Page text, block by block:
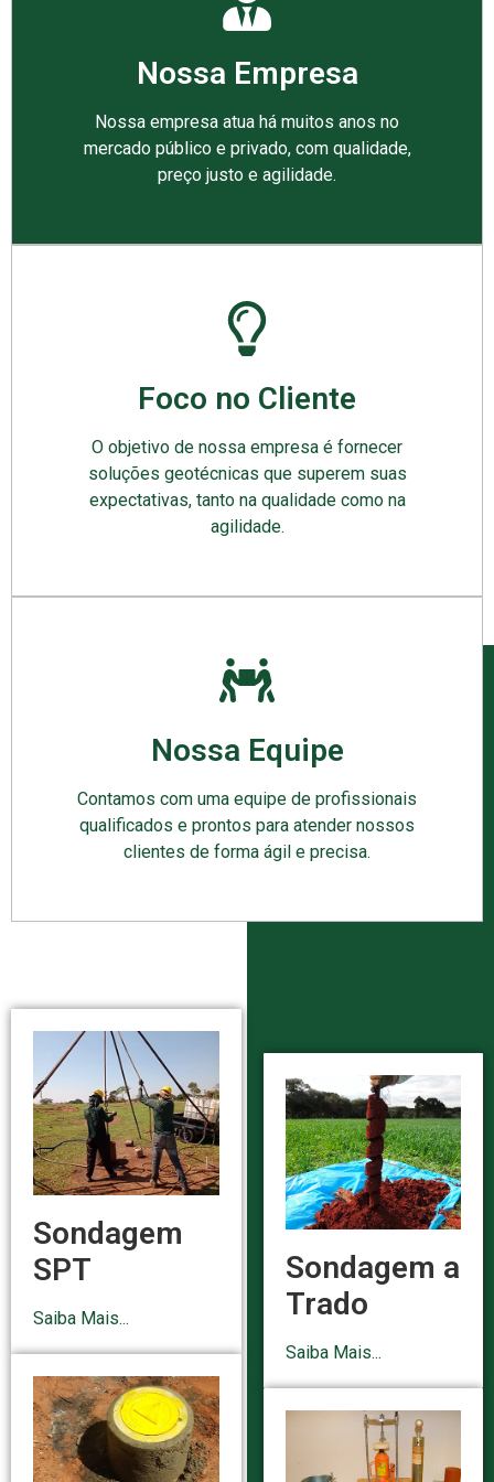
Nossa Empresa
Nossa empresa atua há muitos anos no
mercado público e privado, com qualidade,
preço justo e agilidade.
Foco no Cliente
O objetivo de nossa empresa é fornecer
soluções geotécnicas que superem suas
expectativas, tanto na qualidade como na
agilidade.
Nossa Equipe
Contamos com uma equipe de profissionais
qualificados e prontos para atender nossos
clientes de forma ágil e precisa.
Sondagem
SPT
Saiba Mais...
Sondagem a
Trado
Saiba Mais...